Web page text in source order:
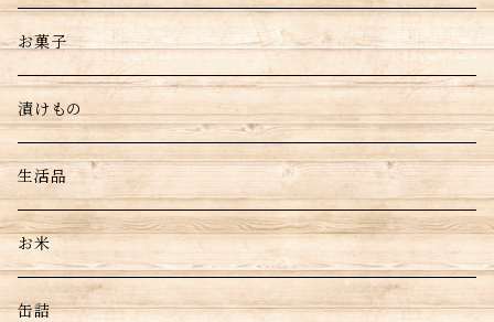
お菓子
漬けもの
生活品
お米
缶詰